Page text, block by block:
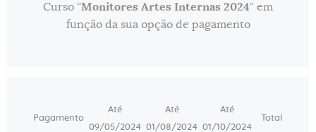
Curso “Monitores Artes Internas 2024” em
função da sua opção de pagamento
Pagamento
Até
09/05/2024
Até
01/08/2024
Até
01/10/2024
Total